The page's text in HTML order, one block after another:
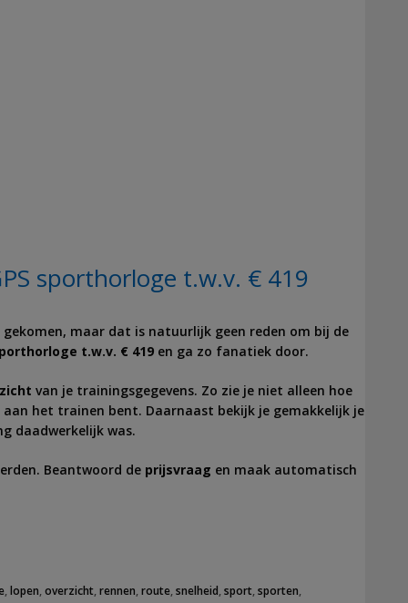
sporthorloge t.w.v. € 419
maar dat is natuurlijk geen reden om bij de
t.w.v. € 419 en ga zo fanatiek door.
van je trainingsgegevens. Zo zie je niet alleen hoe
het trainen bent. Daarnaast bekijk je gemakkelijk je
daadwerkelijk was.
Beantwoord de prijsvraag en maak automatisch
,lopen ,overzicht ,rennen ,route ,snelheid ,sport ,sporten